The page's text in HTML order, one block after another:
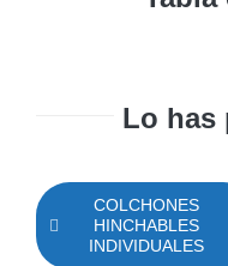
Lo has
COLCHONES
HINCHABLES
INDIVIDUALES